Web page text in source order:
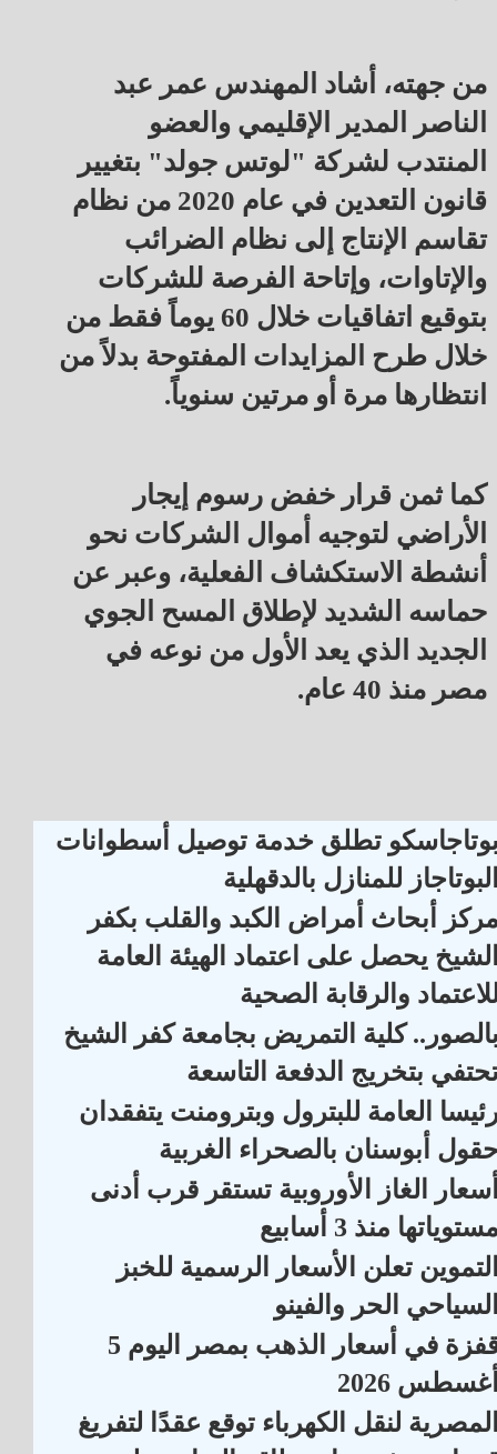
من جهته، أشاد المهندس عمر عبد
الناصر المدير الإقليمي والعضو
المنتدب لشركة "لوتس جولد" بتغيير
قانون التعدين في عام 2020 من نظام
تقاسم الإنتاج إلى نظام الضرائب
والإتاوات، وإتاحة الفرصة للشركات
بتوقيع اتفاقيات خلال 60 يوماً فقط من
خلال طرح المزايدات المفتوحة بدلاً من
انتظارها مرة أو مرتين سنوياً.
كما ثمن قرار خفض رسوم إيجار
الأراضي لتوجيه أموال الشركات نحو
أنشطة الاستكشاف الفعلية، وعبر عن
حماسه الشديد لإطلاق المسح الجوي
الجديد الذي يعد الأول من نوعه في
مصر منذ 40 عام.
تطلق خدمة توصيل أسطوانات
للمنازل بالدقهلية
أبحاث أمراض الكبد والقلب بكفر
يحصل على اعتماد الهيئة العامة
والرقابة الصحية
كلية التمريض بجامعة كفر الشيخ
بتخريج الدفعة التاسعة
العامة للبترول وبترومنت يتفقدان
أبوسنان بالصحراء الغربية
الغاز الأوروبية تستقر قرب أدنى
منذ 3 أسابيع
تعلن الأسعار الرسمية للخبز
الحر والفينو
قفزة في أسعار الذهب بمصر اليوم 5
2026
لنقل الكهرباء توقع عقدًا لتفريغ